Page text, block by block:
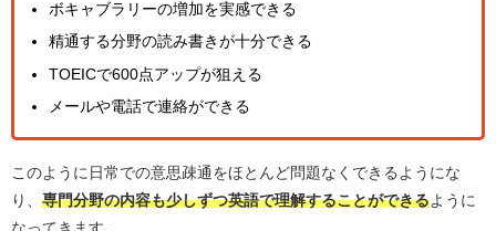
ボキャブラリーの増加を実感できる
精通する分野の読み書きが十分できる
TOEICで600点アップが狙える
メールや電話で連絡ができる
このように日常での意思疎通をほとんど問題なくできるようにな
り、 専門分野の内容も少しずつ英語で理解することができるように
なってきます。